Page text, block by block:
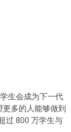
生会成为下一代
多的人能够做到
过 800 万学生与